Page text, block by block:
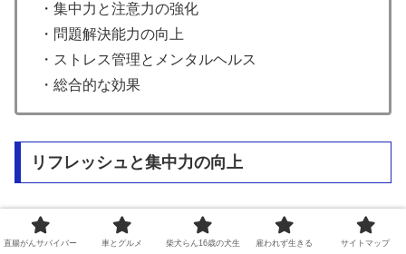
・集中力と注意力の強化
・問題解決能力の向上
・ストレス管理とメンタルヘルス
・総合的な効果
リフレッシュと集中力の向上
トレインシミュレーターは、将棋の練習において重要な役
割を果たしています。
直腸がんサバイバー 車とグルメ 柴犬らん16歳の犬生 雇われず生きる サイトマップ